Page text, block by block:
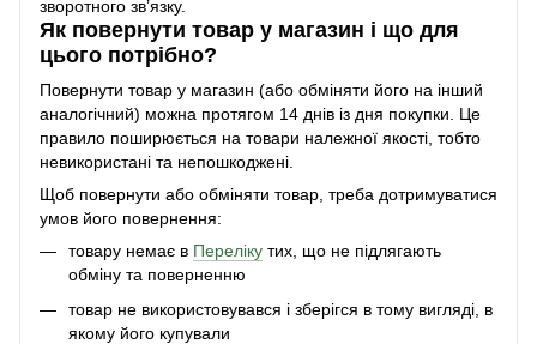
зворотного зв’язку.
Як повернути товар у магазин і що для
цього потрібно?
Повернути товар у магазин (або обміняти його на інший
аналогічний) можна протягом 14 днів із дня покупки. Це
правило поширюється на товари належної якості, тобто
невикористані та непошкоджені.
Щоб повернути або обміняти товар, треба дотримуватися
умов його повернення:
товару немає в Переліку тих, що не підлягають
обміну та поверненню
товар не використовувався і зберігся в тому вигляді, в
якому його купували